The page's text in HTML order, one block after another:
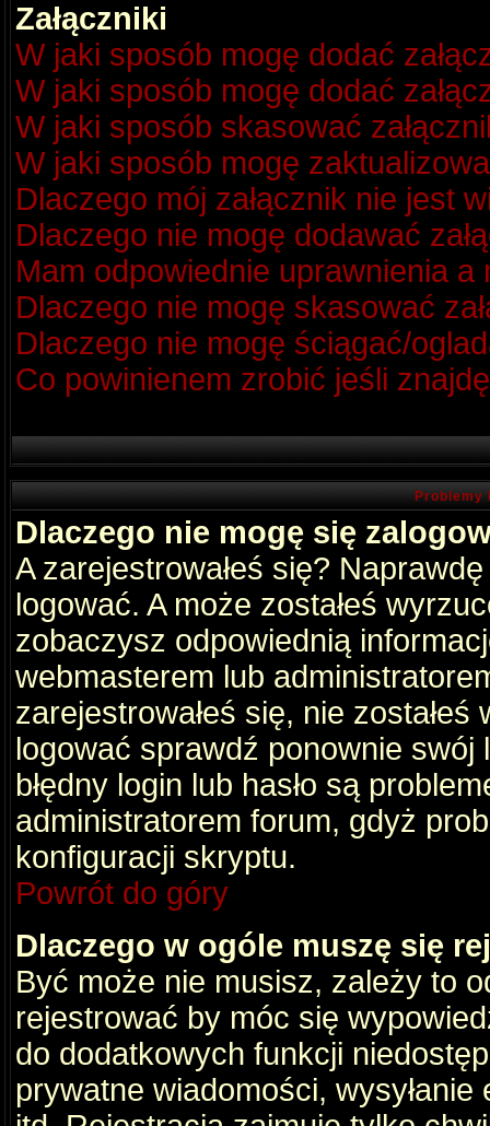
Załączniki
W jaki sposób mogę dodać
W jaki sposób mogę dodać
W jaki sposób skasować
W jaki sposób mogę
Dlaczego mój załącznik nie jest
Dlaczego nie mogę dodawać
Mam odpowiednie uprawnienia a
Dlaczego nie mogę skasować
Dlaczego nie mogę ściągać/
Co powinienem zrobić jeśli
Problemy
Dlaczego nie mogę się
A zarejestrowałeś się?
logować. A może zostałeś
zobaczysz odpowiednią
webmasterem lub
zarejestrowałeś się, nie
logować sprawdź ponownie swój
błędny login lub hasło są
administratorem forum, gdyż
konfiguracji skryptu.
Powrót do góry
Dlaczego w ogóle muszę się
Być może nie musisz, zależy to
rejestrować by móc się
do dodatkowych funkcji
prywatne wiadomości,